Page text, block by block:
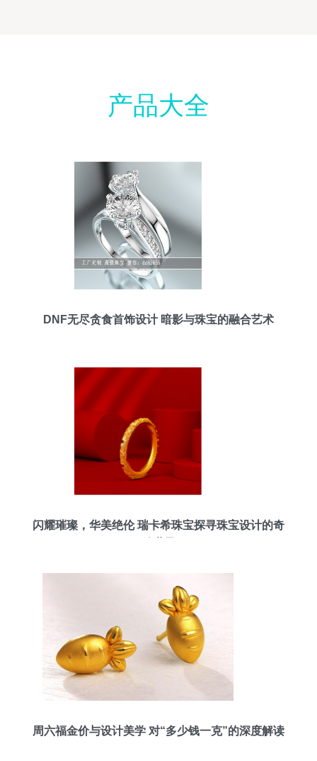
产品大全
DNF无尽贪食首饰设计 暗影与珠宝的融合艺术
闪耀璀璨，华美绝伦 瑞卡希珠宝探寻珠宝设计的奇
周六福金价与设计美学 对“多少钱一克”的深度解读